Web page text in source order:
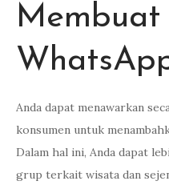
Membuat
Anda dapat menawarkan
konsumen untuk
Dalam hal ini, Anda dapat
grup terkait wisata dan